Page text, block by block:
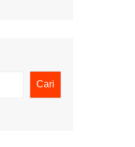
Cari